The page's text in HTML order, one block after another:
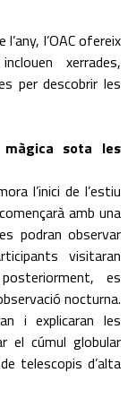
l’OAC ofereix
xerrades,
per descobrir les
sota les
l’inici de l’estiu
amb una
podran observar
visitaran
es
nocturna.
i explicaran les
el cúmul globular
telescopis d’alta